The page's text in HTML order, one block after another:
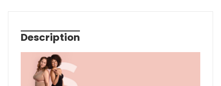
Catégories :All,Fetiness,Women